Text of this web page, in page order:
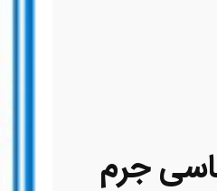
جرم